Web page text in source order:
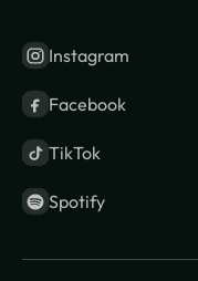
Instagram
Facebook
TikTok
Spotify